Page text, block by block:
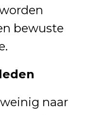
bewuste
naar